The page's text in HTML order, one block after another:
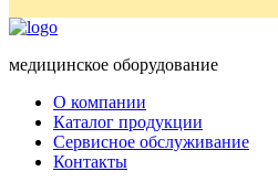
медицинское оборудование
О компании
Каталог продукции
Сервисное обслуживание
Контакты